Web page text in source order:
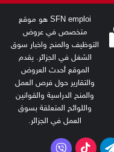
SFN emploi هو موقع
متخصص في عروض
التوظيف والمنح واخبار سوق
الشغل في الجزائر. يقدم
الموقع أحدث العروض
والتقارير حول فرص العمل
والمنح الدراسية والقوانين
واللوائح المتعلقة بسوق
العمل في الجزائر.
تيلقرام‫TikTokفايبر